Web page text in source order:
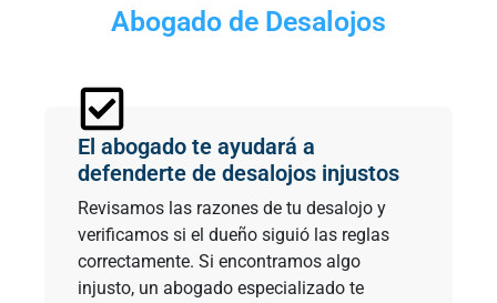
Abogado de Desalojos
El abogado te ayudará a
defenderte de desalojos injustos
Revisamos las razones de tu desalojo y
verificamos si el dueño siguió las reglas
correctamente. Si encontramos algo
injusto, un abogado especializado te